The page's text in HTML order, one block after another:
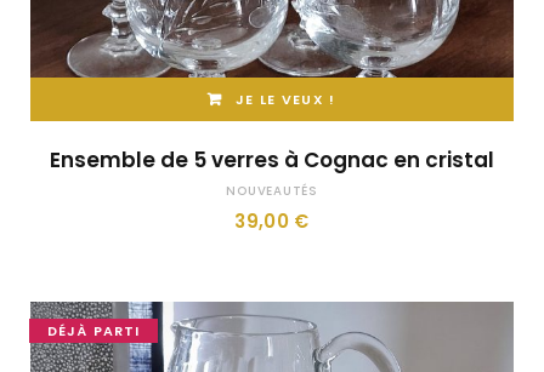
JE LE VEUX !
Ensemble de 5 verres à Cognac en cristal
NOUVEAUTÉS
39,00 €
DÉJÀ PARTI